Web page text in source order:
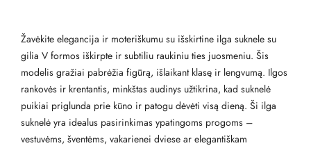
Žavėkite elegancija ir moteriškumu su išskirtine ilga suknele su
gilia V formos iškirpte ir subtiliu raukiniu ties juosmeniu. Šis
modelis gražiai pabrėžia figūrą, išlaikant klasę ir lengvumą. Ilgos
rankovės ir krentantis, minkštas audinys užtikrina, kad suknelė
puikiai priglunda prie kūno ir patogu dėvėti visą dieną. Ši ilga
suknelė yra idealus pasirinkimas ypatingoms progoms –
vestuvėms, šventėms, vakarienei dviese ar elegantiškam